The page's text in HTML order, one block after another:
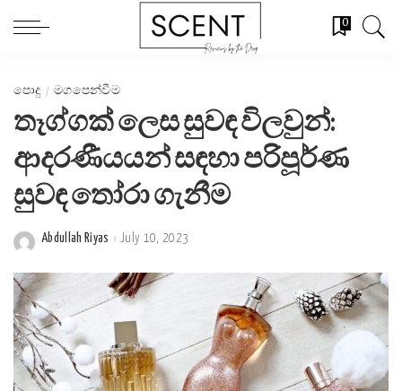
0
පොදු මගපෙන්වීම
තෑග්ගක් ලෙස සුවඳ විලවුන්:
ආදරණීයයන් සඳහා පරිපූර්ණ
සුවඳ තෝරා ගැනීම
Posted
Abdullah Riyas July 10, 2023